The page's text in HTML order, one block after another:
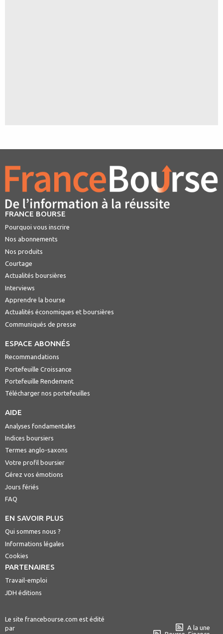
FRANCE BOURSE
Pourquoi vous inscrire
Nos abonnements
Nos produits
Courtage
Actualités boursières
Interviews
Apprendre la bourse
Actualités économiques et boursières
Communiqués de presse
ESPACE ABONNÉS
Recommandations
Portefeuille Croissance
Portefeuille Rendement
Télécharger nos portefeuilles
AIDE
Analyses fondamentales
Indices boursiers
Termes anglo-saxons
Votre profil boursier
Gérez vos émotions
Jours fériés
FAQ
EN SAVOIR PLUS
Qui sommes nous ?
Informations légales
Cookies
PARTENAIRES
Travail-emploi
JDH éditions
Le site francebourse.com est édité
par
A la une